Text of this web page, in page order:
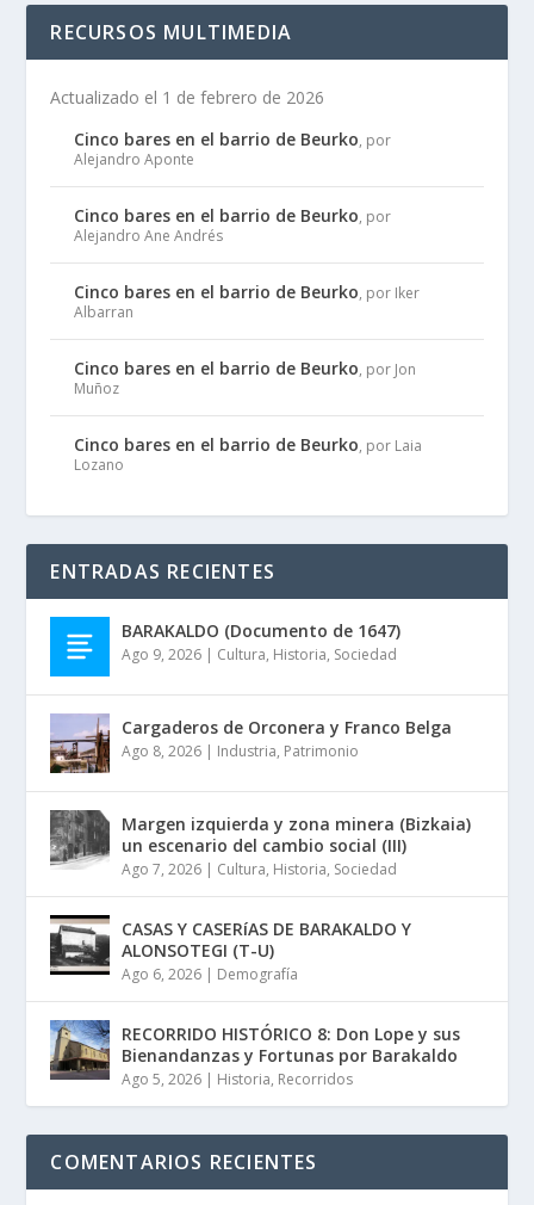
RECURSOS MULTIMEDIA
Actualizado el 1 de febrero de 2026
Cinco bares en el barrio de Beurko, por
Alejandro Aponte
Cinco bares en el barrio de Beurko, por
Alejandro Ane Andrés
Cinco bares en el barrio de Beurko, por Iker
Albarran
Cinco bares en el barrio de Beurko, por Jon
Muñoz
Cinco bares en el barrio de Beurko, por Laia
Lozano
ENTRADAS RECIENTES
BARAKALDO (Documento de 1647)
Ago 9, 2026 | Cultura, Historia, Sociedad
Cargaderos de Orconera y Franco Belga
Ago 8, 2026 | Industria, Patrimonio
Margen izquierda y zona minera (Bizkaia)
un escenario del cambio social (III)
Ago 7, 2026 | Cultura, Historia, Sociedad
CASAS Y CASERíAS DE BARAKALDO Y
ALONSOTEGI (T-U)
Ago 6, 2026 | Demografía
RECORRIDO HISTÓRICO 8: Don Lope y sus
Bienandanzas y Fortunas por Barakaldo
Ago 5, 2026 | Historia, Recorridos
COMENTARIOS RECIENTES